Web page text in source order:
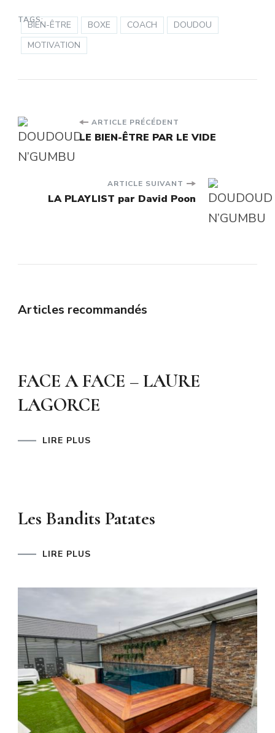
TAGS:
BIEN-ÊTRE BOXE COACH
DOUDOU
MOTIVATION
Navigation
d'article
ARTICLE PRÉCÉDENT
LE BIEN-ÊTRE PAR LE VIDE
ARTICLE SUIVANT
LA PLAYLIST par David Poon
Articles recommandés
FACE A FACE – LAURE
LAGORCE
LIRE PLUS
Les Bandits Patates
LIRE PLUS